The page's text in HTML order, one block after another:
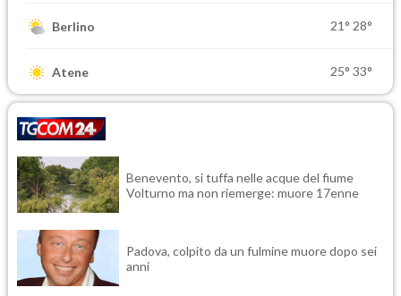
Berlino 21° 28°
Atene 25° 33°
Benevento, si tuffa nelle acque del fiume
Volturno ma non riemerge: muore 17enne
Padova, colpito da un fulmine muore dopo sei
anni